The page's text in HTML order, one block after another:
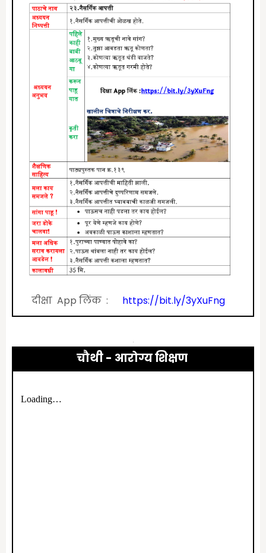
दीक्षा App लिंक : https://bit.ly/3yXuFng
चौथी - आरोग्य शिक्षण